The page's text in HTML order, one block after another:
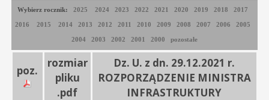
Wybierz rocznik: 2025 2024 2023 2022 2021 2020 2019 2018 2017
2016 2015 2014 2013 2012 2011 2010 2009 2008 2007 2006 2005
2004 2003 2002 2001 2000 pozostałe
poz.
rozmiar
pliku
.pdf
Dz. U. z dn. 29.12.2021 r.
ROZPORZĄDZENIE MINISTRA
INFRASTRUKTURY